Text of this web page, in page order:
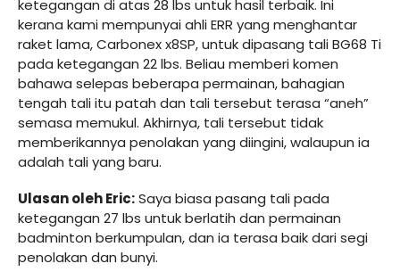
ketegangan di atas 28 lbs untuk hasil terbaik. Ini
kerana kami mempunyai ahli ERR yang menghantar
raket lama, Carbonex x8SP, untuk dipasang tali BG68 Ti
pada ketegangan 22 lbs. Beliau memberi komen
bahawa selepas beberapa permainan, bahagian
tengah tali itu patah dan tali tersebut terasa “aneh”
semasa memukul. Akhirnya, tali tersebut tidak
memberikannya penolakan yang diingini, walaupun ia
adalah tali yang baru.
Ulasan oleh Eric:Saya biasa pasang tali pada
ketegangan 27 lbs untuk berlatih dan permainan
badminton berkumpulan, dan ia terasa baik dari segi
penolakan dan bunyi.